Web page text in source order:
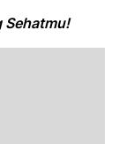
Sehatmu!